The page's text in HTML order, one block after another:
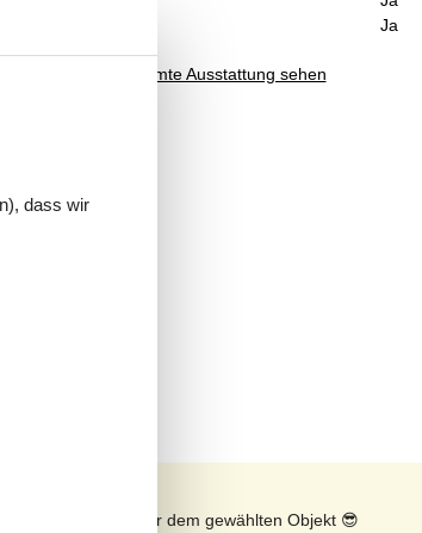
Ja
Gesamte Ausstattung sehen
Sonnenstand über dem gewählten Objekt 😎
dass wir